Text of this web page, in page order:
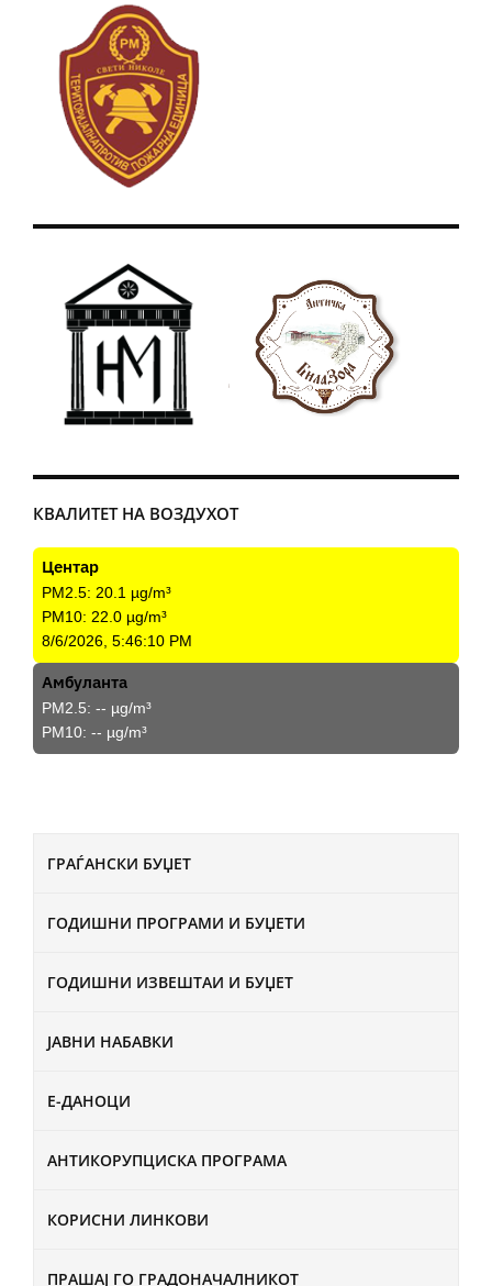
ГРАЃАНСКИ БУЏЕТ
ГОДИШНИ ПРОГРАМИ И БУЏЕТИ
ГОДИШНИ ИЗВЕШТАИ И БУЏЕТ
ЈАВНИ НАБАВКИ
Е-ДАНОЦИ
АНТИКОРУПЦИСКА ПРОГРАМА
КОРИСНИ ЛИНКОВИ
ПРАШАЈ ГО ГРАДОНАЧАЛНИКОТ
КВАЛИТЕТ НА ВОЗДУХОТ
Центар
PM2.5: 20.1 µg/m³
PM10: 22.0 µg/m³
8/6/2026, 5:46:10 PM
Амбуланта
PM2.5: -- µg/m³
PM10: -- µg/m³